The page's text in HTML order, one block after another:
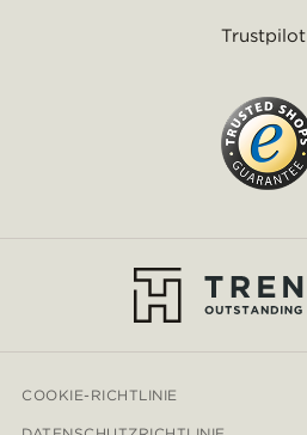
Trustpilot
COOKIE-RICHTLINIE